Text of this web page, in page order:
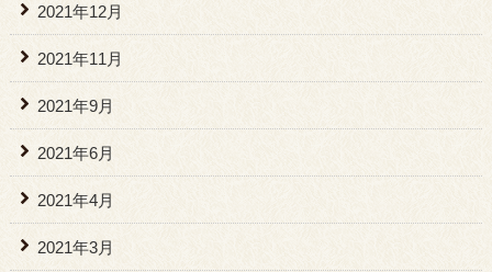
2021年12月
2021年11月
2021年9月
2021年6月
2021年4月
2021年3月